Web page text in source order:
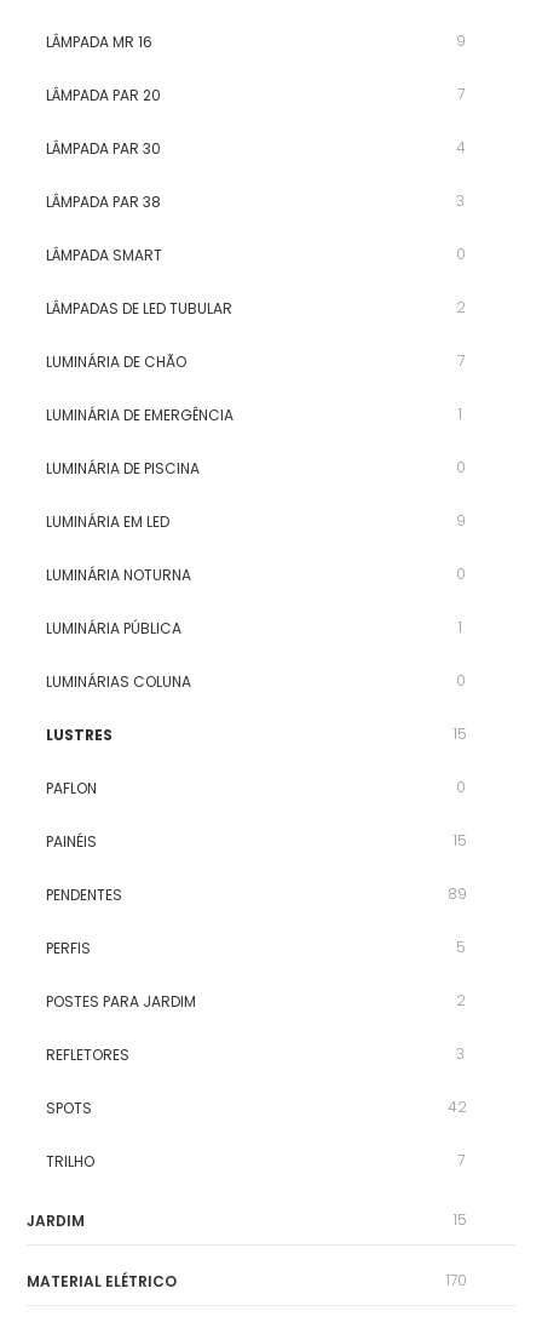
LÂMPADA MR 16 9
LÂMPADA PAR 20 7
LÂMPADA PAR 30 4
LÂMPADA PAR 38 3
LÂMPADA SMART 0
LÂMPADAS DE LED TUBULAR 2
LUMINÁRIA DE CHÃO 7
LUMINÁRIA DE EMERGÊNCIA 1
LUMINÁRIA DE PISCINA 0
LUMINÁRIA EM LED 9
LUMINÁRIA NOTURNA 0
LUMINÁRIA PÚBLICA 1
LUMINÁRIAS COLUNA 0
LUSTRES 15
PAFLON 0
PAINÉIS 15
PENDENTES 89
PERFIS 5
POSTES PARA JARDIM 2
REFLETORES 3
SPOTS 42
TRILHO 7
JARDIM 15
MATERIAL ELÉTRICO 170